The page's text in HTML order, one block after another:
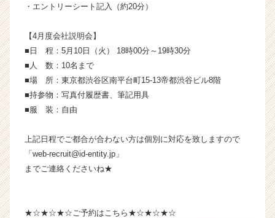
キ
ア
e
e
a
r
e
・エントリーシート記入（約20分）
【4月度会社説明会】
■日 程：5月10日（火） 18時00分～19時30分
■人 数：10名まで
■場 所：東京都渋谷区南平台町15-13帝都渋谷ビル8階
■持参物：写真付履歴書、筆記用具
■服 装：自由
上記日程でご都合が合わない方は個別に対応を致しますので
「web-recruit@id-entity.jp」
までご連絡くださいね★
★☆★☆★☆ご予約はこちら★☆★☆★☆